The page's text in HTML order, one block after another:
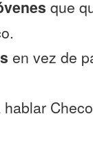
que
en vez de
hablar